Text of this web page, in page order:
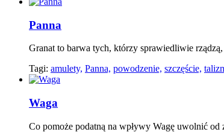
Panna
Granat to barwa tych, którzy sprawiedliwie
Tagi: amulety, Panna, powodzenie, szczęście,
Waga
Co pomoże podatną na wpływy Wagę uwolnić